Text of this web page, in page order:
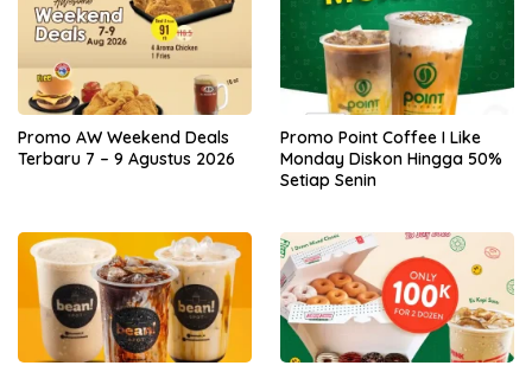
Promo AW Weekend Deals
Terbaru 7 – 9 Agustus 2026
Promo Point Coffee I Like
Monday Diskon Hingga 50%
Setiap Senin